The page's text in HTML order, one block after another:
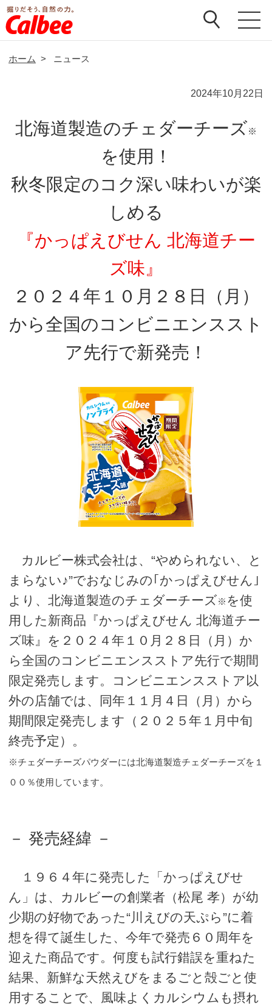
ホーム > ニュース
2024年10月22日
北海道製造のチェダーチーズ※
を使用！
秋冬限定のコク深い味わいが楽
しめる
『かっぱえびせん 北海道チー
ズ味』
２０２４年１０月２８日（月）
から全国のコンビニエンススト
ア先行で新発売！
カルビー株式会社は、“やめられない、と
まらない♪”でおなじみの｢かっぱえびせん｣
より、北海道製造のチェダーチーズ※ を使
用した新商品『かっぱえびせん 北海道チー
ズ味』を２０２４年１０月２８日（月）か
ら全国のコンビニエンスストア先行で期間
限定発売します。コンビニエンスストア以
外の店舗では、同年１１月４日（月）から
期間限定発売します（２０２５年１月中旬
終売予定）。
※チェダーチーズパウダーには北海道製造チェダーチーズを１
００％使用しています。
－ 発売経緯 －
１９６４年に発売した「かっぱえびせ
ん」は、カルビーの創業者（松尾 孝）が幼
少期の好物であった“川えびの天ぷら”に着
想を得て誕生した、今年で発売６０周年を
迎えた商品です。何度も試行錯誤を重ねた
結果、新鮮な天然えびをまるごと殻ごと使
用することで、風味よくカルシウムも摂れ